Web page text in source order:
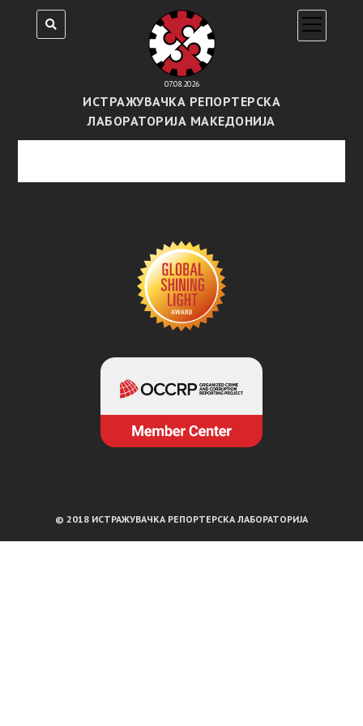
07.08.2026
ИСТРАЖУВАЧКА РЕПОРТЕРСКА
ЛАБОРАТОРИЈА МАКЕДОНИЈА
open
menu
© 2018 ИСТРАЖУВАЧКА РЕПОРТЕРСКА ЛАБОРАТОРИЈА